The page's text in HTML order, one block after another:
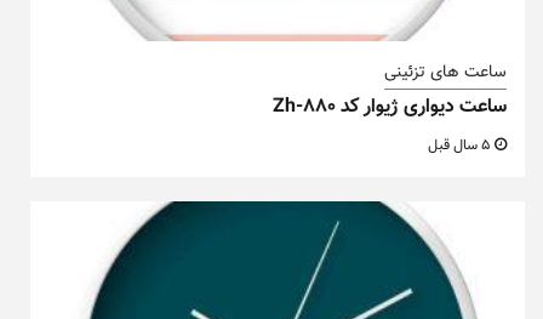
ساعت های تزئینی
ساعت دیواری ژیوار کد Zh-880